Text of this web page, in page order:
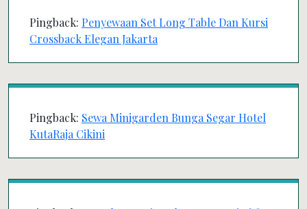
Pingback: Penyewaan Set Long Table Dan Kursi
Crossback Elegan Jakarta
Pingback: Sewa Minigarden Bunga Segar Hotel
KutaRaja Cikini